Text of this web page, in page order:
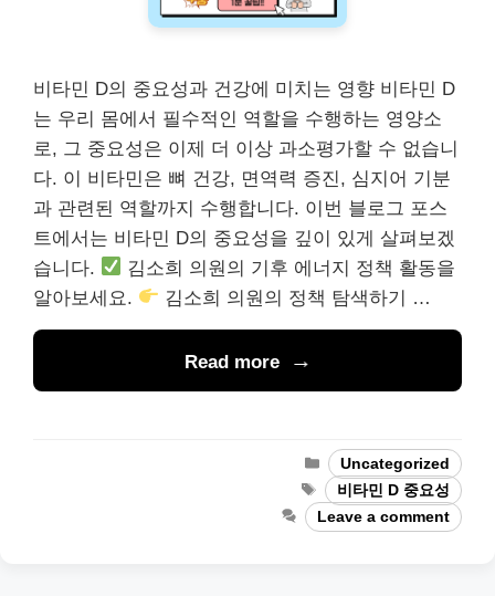
비타민 D의 중요성과 건강에 미치는 영향 비타민 D
는 우리 몸에서 필수적인 역할을 수행하는 영양소
로, 그 중요성은 이제 더 이상 과소평가할 수 없습니
다. 이 비타민은 뼈 건강, 면역력 증진, 심지어 기분
과 관련된 역할까지 수행합니다. 이번 블로그 포스
트에서는 비타민 D의 중요성을 깊이 있게 살펴보겠
습니다.
김소희 의원의 기후 에너지 정책 활동을
알아보세요.
김소희 의원의 정책 탐색하기 …
Read more
Categories
Uncategorized
Tags비타민 D 중요성
Leave a comment